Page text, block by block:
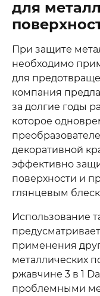
для
При защите
необходимо
для
компания
за долгие годы
которое
декоративной
эффективно
поверхности и
глянцевым
Использование
применения
металлических
ржавчине 3 в 1
проблемными